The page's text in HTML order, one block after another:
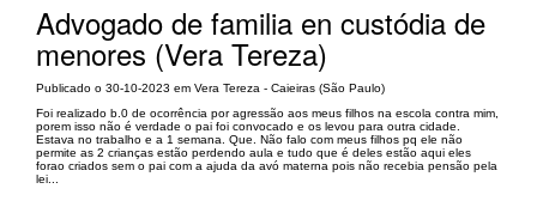
Advogado de familia en custódia de
menores (Vera Tereza)
Publicado o 30-10-2023 em Vera Tereza - Caieiras (São Paulo)
Foi realizado b.0 de ocorrência por agressão aos meus filhos na escola contra mim,
porem isso não é verdade o pai foi convocado e os levou para outra cidade.
Estava no trabalho e a 1 semana. Que. Não falo com meus filhos pq ele não
permite as 2 crianças estão perdendo aula e tudo que é deles estão aqui eles
forao criados sem o pai com a ajuda da avó materna pois não recebia pensão pela
lei...